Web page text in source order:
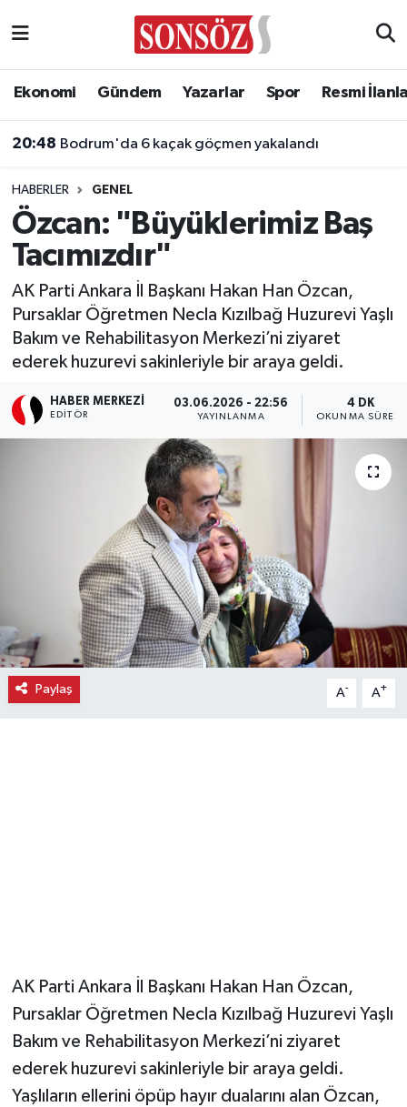
Ekonomi Gündem Yazarlar Spor Resmi
20:48 Bodrum'da 6 kaçak göçmen yakalandı
HABERLER GENEL
Özcan: "Büyüklerimiz Baş
Tacımızdır"
AK Parti Ankara İl Başkanı Hakan Han Özcan,
Pursaklar Öğretmen Necla Kızılbağ Huzurevi Yaşlı
Bakım ve Rehabilitasyon Merkezi’ni ziyaret
ederek huzurevi sakinleriyle bir araya geldi.
HABER MERKEZI
EDITÖR
03.06.2026 - 22:56
YAYINLANMA
4 DK
OKUNMA SÜRESI
Paylaş A- A+
AK Parti Ankara İl Başkanı Hakan Han Özcan,
Pursaklar Öğretmen Necla Kızılbağ Huzurevi Yaşlı
Bakım ve Rehabilitasyon Merkezi’ni ziyaret
ederek huzurevi sakinleriyle bir araya geldi.
Yaşlıların ellerini öpüp hayır dualarını alan Özcan,
Asayiş
Biyografi
Çevre
Diğer
Dünya
Eğitim
Ekonomi
Gündem
Gurme
Haber
Seri İlan
Siyaset
Sokak Hayvanlarını Sahiplendirme
Ankara Nöbetçi Eczaneler
Ankara Trafik Yoğunluk Haritası
Süper Lig Puan Durumu ve Fikstür
Tüm Manşetler
Son Dakika Haberleri
Haber Arşivi